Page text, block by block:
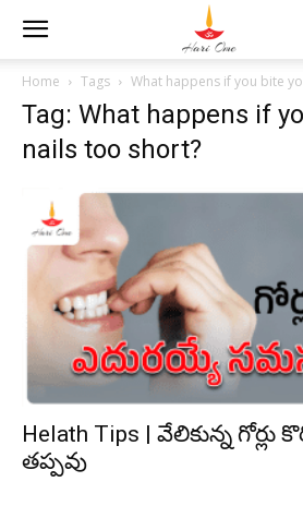
Home Tags What happens if you bite
Tag: What happens if
nails too short?
Helath Tips | వేలికున్న
తప్పవు